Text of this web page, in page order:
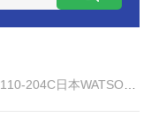
110-204C日本WATSON 10 µL 移液器吸头 仓库现货